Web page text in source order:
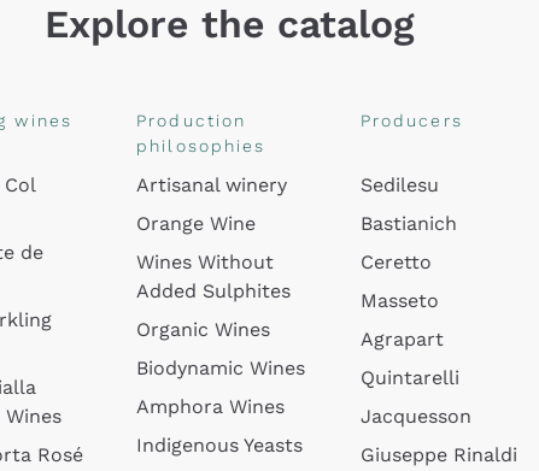
Explore the catalog
wines
Col
de
Rosé
Production
philosophies
Artisanal winery
Orange Wine
Wines Without
Added Sulphites
Organic Wines
Biodynamic Wines
Amphora Wines
Indigenous Yeasts
Producers
Sedilesu
Bastianich
Ceretto
Masseto
Agrapart
Quintarelli
Jacquesson
Giuseppe Rinaldi